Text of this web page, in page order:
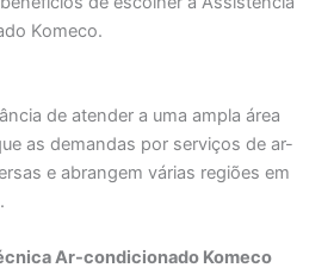
Komeco.
de atender a uma ampla área
as demandas por serviços de ar-
e abrangem várias regiões em
Ar-condicionado Komeco